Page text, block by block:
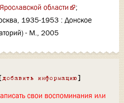
области
;
1935-1953 : Донское
- М., 2005
добавить информацию ]
свои воспоминания или